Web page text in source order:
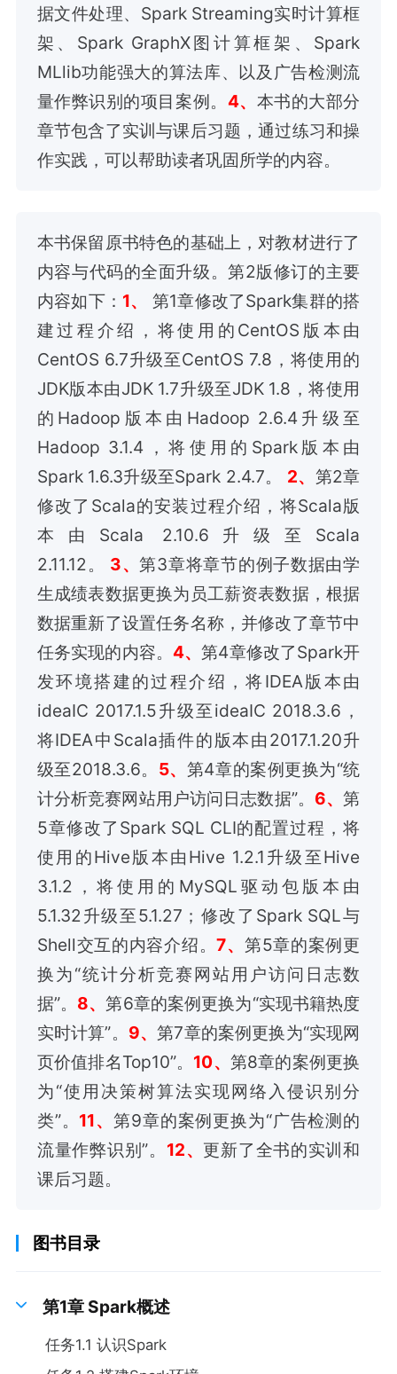
据文件处理、Spark Streaming实时计算框
架、Spark GraphX图计算框架、Spark
MLlib功能强大的算法库、以及广告检测流
量作弊识别的项目案例。 4、 本书的大部分
章节包含了实训与课后习题，通过练习和操
作实践，可以帮助读者巩固所学的内容。
本书保留原书特色的基础上，对教材进行了
内容与代码的全面升级。第2版修订的主要
内容如下： 1、
第1章修改了Spark集群的搭
建过程介绍，将使用的CentOS版本由
CentOS 6.7升级至CentOS 7.8，将使用的
JDK版本由JDK 1.7升级至JDK 1.8，将使用
的Hadoop版本由Hadoop 2.6.4升级至
Hadoop 3.1.4，将使用的Spark版本由
Spark 1.6.3升级至Spark 2.4.7。 2、 第2章
修改了Scala的安装过程介绍，将Scala版
本由Scala 2.10.6升级至Scala
2.11.12。 3、第3章将章节的例子数据由学
生成绩表数据更换为员工薪资表数据，根据
数据重新了设置任务名称，并修改了章节中
任务实现的内容。 4、第4章修改了Spark开
发环境搭建的过程介绍，将IDEA版本由
ideaIC 2017.1.5升级至ideaIC 2018.3.6，
将IDEA中Scala插件的版本由2017.1.20升
级至2018.3.6。 5、 第4章的案例更换为“统
计分析竞赛网站用户访问日志数据”。 6、第
5章修改了Spark SQL CLI的配置过程，将
使用的Hive版本由Hive 1.2.1升级至Hive
3.1.2，将使用的MySQL驱动包版本由
5.1.32升级至5.1.27；修改了Spark SQL与
Shell交互的内容介绍。7、 第5章的案例更
换为“统计分析竞赛网站用户访问日志数
据”。 8、第6章的案例更换为“实现书籍热度
实时计算”。 9、第7章的案例更换为“实现网
页价值排名Top10”。 10、 第8章的案例更换
为“使用决策树算法实现网络入侵识别分
类”。 11、第9章的案例更换为“广告检测的
流量作弊识别”。 12、 更新了全书的实训和
课后习题。
图书目录
第1章 Spark概述
任务1.1 认识Spark